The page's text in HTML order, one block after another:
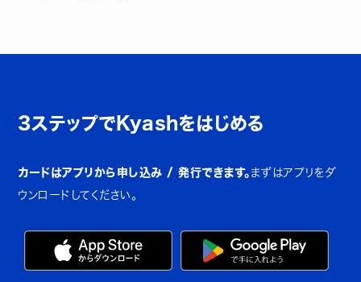
3ステップでKyashをはじめる
カードはアプリから申し込み / 発行できます。 まずはアプリをダ
ウンロードしてください。